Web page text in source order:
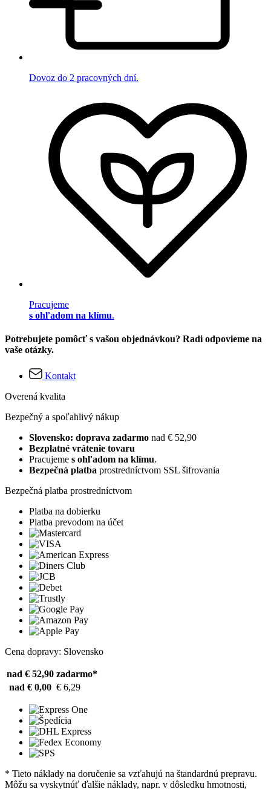
Dovoz do 2 pracovných dní.
Pracujeme
s ohľadom na klímu.
Potrebujete pomôcť s vašou objednávkou? Radi odpovieme na
vaše otázky.
Kontakt
Overená kvalita
Bezpečný a spoľahlivý nákup
Slovensko: doprava zadarmo nad € 52,90
Bezplatné vrátenie tovaru
Pracujeme s ohľadom na klímu.
Bezpečná platba prostredníctvom SSL šifrovania
Bezpečná platba prostredníctvom
Platba na dobierku
Platba prevodom na účet
Cena dopravy: Slovensko
nad € 52,90 zadarmo*
nad € 0,00 € 6,29
* Tieto náklady na doručenie sa vzťahujú na štandardnú prepravu.
Môžu sa vyskytnúť ďalšie náklady, napr. v dôsledku hmotnosti,